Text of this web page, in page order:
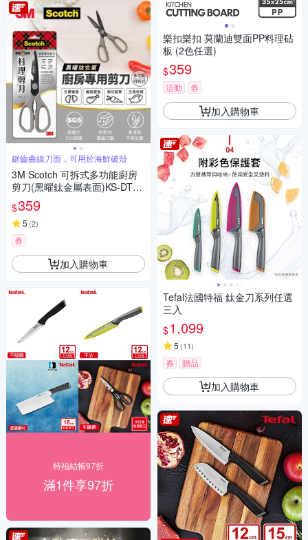
鋸齒曲線刀面，可用於海鮮破殼
3M Scotch 可拆式多功能廚房
剪刀(黑曜鈦金屬表面)KS-DT30
$359
5 (2)
券
加入購物車
特福結帳97折
滿1件享97折
樂扣樂扣 莫蘭迪雙面PP料理砧
板 (2色任選)
$359
活動 券
加入購物車
Tefal法國特福 鈦金刀系列任選
三入
$1,099
5 (11)
券 贈品
加入購物車